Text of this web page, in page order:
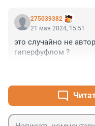
275039382
21 мая 2024, 15:51
это случайно не
гиперфуфлом ?